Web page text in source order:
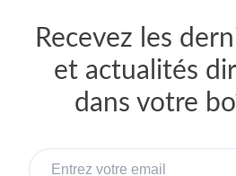
Recevez les
et actualités
dans votre